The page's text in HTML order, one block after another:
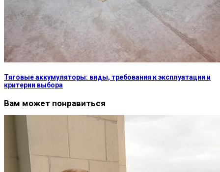
Тяговые аккумуляторы: виды, требования к эксплуатации и
критерии выбора
Вам может понравиться